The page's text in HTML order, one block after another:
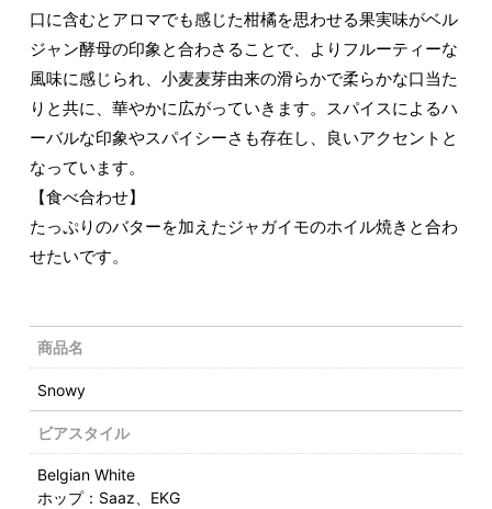
口に含むとアロマでも感じた柑橘を思わせる果実味がベル
ジャン酵母の印象と合わさることで、よりフルーティーな
風味に感じられ、小麦麦芽由来の滑らかで柔らかな口当た
りと共に、華やかに広がっていきます。スパイスによるハ
ーバルな印象やスパイシーさも存在し、良いアクセントと
なっています。
【食べ合わせ】
たっぷりのバターを加えたジャガイモのホイル焼きと合わ
せたいです。
商品名
Snowy
ビアスタイル
Belgian White
ホップ：Saaz、EKG